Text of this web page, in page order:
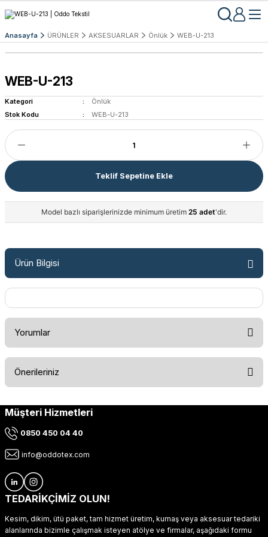
Anasayfa ÜRÜNLER AKSESUARLAR Önlük WEB-U-213
WEB-U-213
Kategori
Önlük
Stok Kodu
WEB-U-213
Teklif Sepetine Ekle
Model bazlı siparişlerinizde minimum üretim 25 adet'dir.
Ürün Bilgisi
Yorumlar
Önerileriniz
Bu ürünün fiyat bilgisi, resim, ürün açıklamalarında ve diğer
kullanarak tarafımıza iletebilirsiniz.
Ürün resmi kalitesiz, bozuk veya görüntülenemiyor.
Ürün açıklamasında eksik bilgiler bulunuyor.
Ürün fiyatı diğer sitelerden daha pahalı.
Müşteri Hizmetleri
0850 450 04 40
info@oddotex.com
TEDARİKÇİMİZ OLUN!
Kesim, dikim, ütü paket, tam hizmet üretim, kumaş veya aksesuar tedariki
alanlarında bizimle çalışmak isteyen atölye ve firmalar, aşağıdaki formu